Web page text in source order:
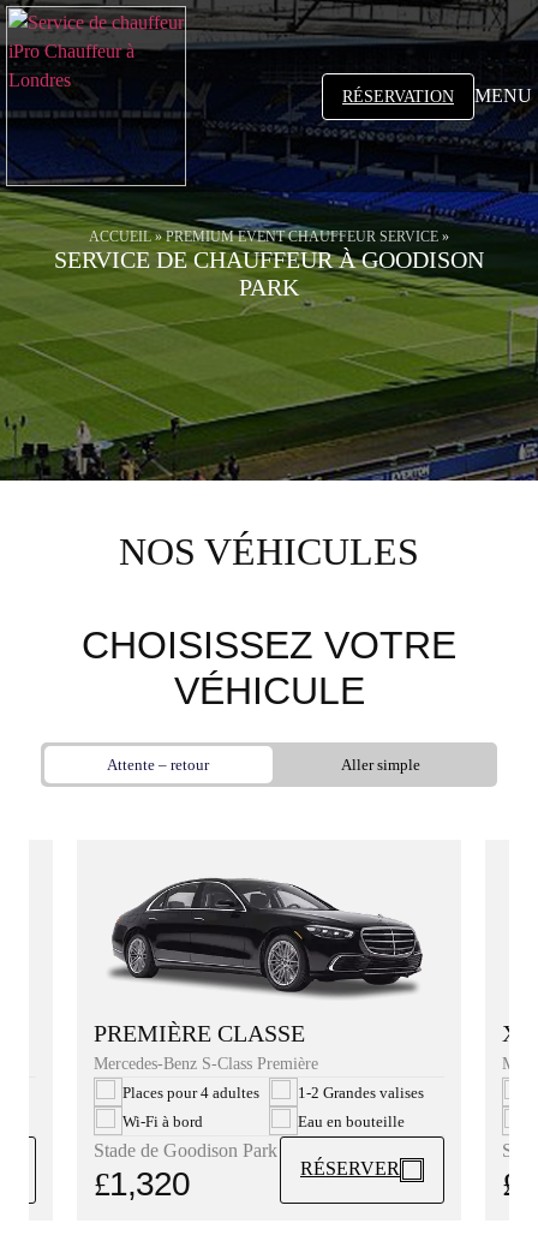
RÉSERVATION MENU
ACCUEIL»PREMIUM EVENT CHAUFFEUR SERVICE »
SERVICE DE CHAUFFEUR À GOODISON
PARK
NOS VÉHICULES
CHOISISSEZ VOTRE
VÉHICULE
Attente – retour Aller simple
PREMIÈRE CLASSE
Mercedes-Benz S-Class Première
Places pour 4 adultes
1-2 Grandes valises
Wi-Fi à bord
Eau en bouteille
Stade de Goodison Park
£1,320 RÉSERVER
XL
£